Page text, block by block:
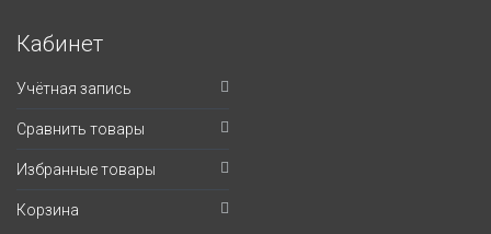
Кабинет
Учётная запись
Сравнить товары
Избранные товары
Корзина